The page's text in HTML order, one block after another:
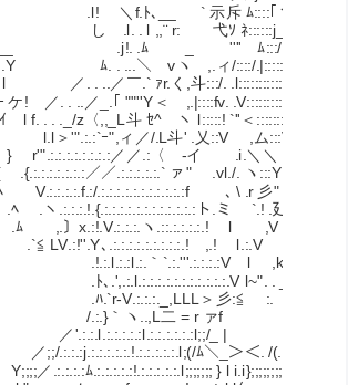
ﾄ､__ ` 示斥 ﾑ::::｢
l ,,¨ r: 弋ｿ ﾈ::::::j_/::V.V
.ﾑ _ '''' ﾑ:::/:::::::::ﾍ V
ﾑ. . ...＼ vヽ ,.ィ/::::/.|::::::::::::::㍉
l ／. . ..／￣.` ｧr.く,斗:::/. .l::::::::::::::| ㍉
! ／. . ..／_.｢ ""''Y＜ ,.|::::fv. .V:::::::::::! ﾊV
f. . . ._/z〈,,_L斗 ｾ^ ヽ l:::::! `''＜:::::::::: .| }
'".:.:`ｰ",ィ／/.L斗' .乂::V ,ム:::V:! ~
／／.:〈ゝ-イ .i.＼＼ .!::::ﾍv
／／.:.:.:.:.:.` ァ" .vl./. ヽ:::Y l.V::::ヽ
.:.:.:.:.:.:.:.:.:.:.:f ､ \ .r 彡" l. ＼::::
ト.ミ `.! .廴 ..,,_ !. .
ヽ.::.:.:.:.:.! l ,V ＼ ~ l. . .
､.:.:.:.:.:.:.:.:.:.! ,.! l.:.V .ヽ V. .
｀`.:.'''.:.:.:.:V l ,k"V .V.
l~". . _入、 V.
＞彡:≦ :. ｀ヽ
ヽ..,L二 = r ァf _,.イ
_ | ,zz ≦. ／:::
ﾑ＼_＞＜. /(. /::::::::{
ﾑ.:.:.:.:.:!.:.:.:.:.:.l;;;;;;; } l i.i};;;;;;;;＼